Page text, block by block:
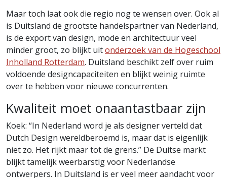
Maar toch laat ook die regio nog te wensen over. Ook al
is Duitsland de grootste handelspartner van Nederland,
is de export van design, mode en architectuur veel
minder groot, zo blijkt uitonderzoek van de Hogeschool
Inholland Rotterdam. Duitsland beschikt zelf over ruim
voldoende designcapaciteiten en blijkt weinig ruimte
over te hebben voor nieuwe concurrenten.
Kwaliteit moet onaantastbaar zijn
Koek: “In Nederland word je als designer verteld dat
Dutch Design wereldberoemd is, maar dat is eigenlijk
niet zo. Het rijkt maar tot de grens.” De Duitse markt
blijkt tamelijk weerbarstig voor Nederlandse
ontwerpers. In Duitsland is er veel meer aandacht voor